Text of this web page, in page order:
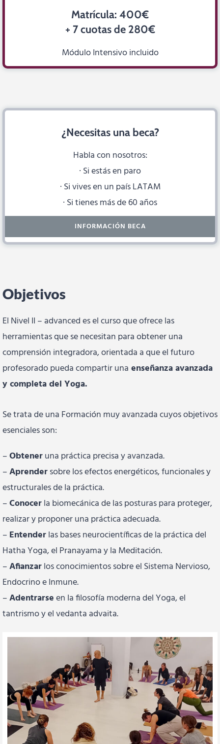
Matrícula: 400€
+ 7 cuotas de 280€
Módulo Intensivo incluido
¿Necesitas una beca?
Habla con nosotros:
· Si estás en paro
· Si vives en un país LATAM
· Si tienes más de 60 años
INFORMACIÓN BECA
Objetivos
El Nivel II – advanced es el curso que ofrece las
herramientas que se necesitan para obtener una
comprensión integradora, orientada a que el futuro
profesorado pueda compartir una enseñanza avanzada
y completa del Yoga.
Se trata de una Formación muy avanzada cuyos objetivos
esenciales son:
–Obteneruna práctica precisa y avanzada.
–Aprendersobre los efectos energéticos, funcionales y
estructurales de la práctica.
–Conocerla biomecánica de las posturas para proteger,
realizar y proponer una práctica adecuada.
– Entenderlas bases neurocientíficas de la práctica del
Hatha Yoga, el Pranayama y la Meditación.
–Afianzarlos conocimientos sobre el Sistema Nervioso,
Endocrino e Inmune.
–Adentrarseen la filosofía moderna del Yoga, el
tantrismo y el vedanta advaita.